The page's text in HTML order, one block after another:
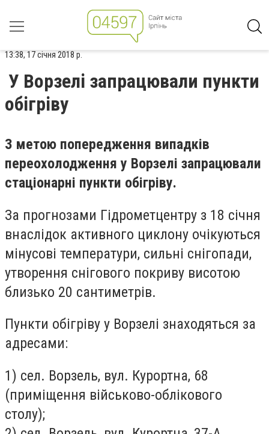
13:38, 17 січня 2018 р.
У Ворзелі запрацювали пункти
обігріву
З метою попередження випадків
переохолодження у Ворзелі запрацювали
стаціонарні пункти обігріву.
За прогнозами Гідрометцентру з 18 січня
внаслідок активного циклону очікуються
мінусові температури, сильні снігопади,
утворення снігового покриву висотою
близько 20 сантиметрів.
Пункти обігріву у Ворзелі знаходяться за
адресами:
1) сел. Ворзель, вул. Курортна, 68
(приміщення військово-облікового
столу);